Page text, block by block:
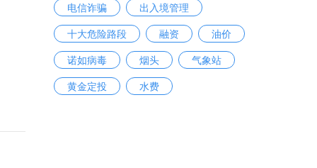
电信诈骗
出入境管理
十大危险路段
融资
油价
诺如病毒
烟头
气象站
黄金定投
水费